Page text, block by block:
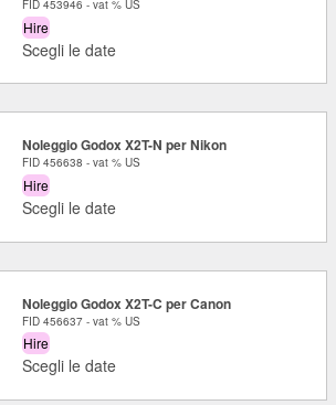
FID 453946 - vat % US
Hire
Scegli le date
Noleggio Godox X2T-N per Nikon
FID 456638 - vat % US
Hire
Scegli le date
Noleggio Godox X2T-C per Canon
FID 456637 - vat % US
Hire
Scegli le date